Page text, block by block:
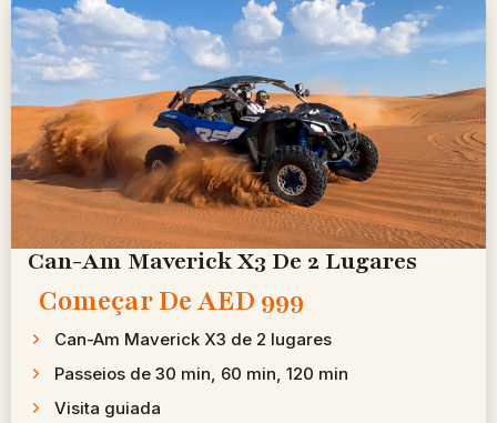
Can-Am Maverick X3 De 2 Lugares
Começar DeAED 999 ​
Can-Am Maverick X3 de 2 lugares
Passeios de 30 min, 60 min, 120 min
Visita guiada